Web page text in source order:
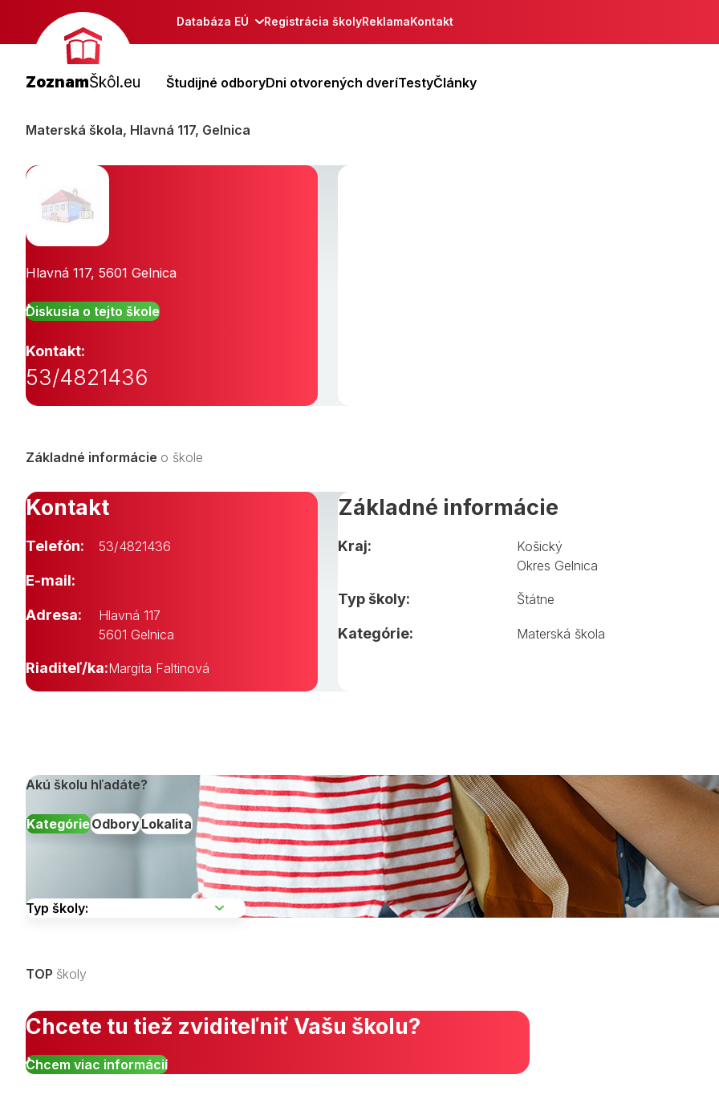
Databáza EÚ Registrácia školyReklamaKontakt
ZoznamŠkôl.eu Študijné odboryDni otvorených dveríTestyČlánky
Materská škola, Hlavná 117, Gelnica
Hlavná 117, 5601 Gelnica
Diskusia o tejto škole
Kontakt:
53/4821436
Základné informácie o škole
Kontakt
Telefón: 53/4821436
E-mail:
Adresa:
Hlavná 117
5601 Gelnica
Riaditeľ/ka:Margita Faltinová
Základné informácie
Kraj:
Košický
Okres Gelnica
Typ školy: Štátne
Kategórie: Materská škola
Akú školu hľadáte?
KategórieOdboryLokalita
TOP školy
Chcete tu tiež zviditeľniť Vašu školu?
Chcem viac informácií